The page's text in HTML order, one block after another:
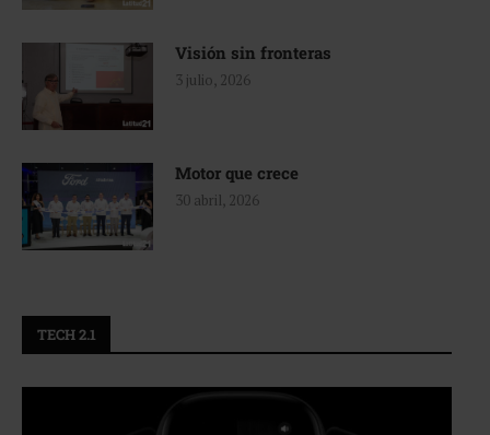
Visión sin fronteras
3 julio, 2026
Motor que crece
30 abril, 2026
TECH 2.1